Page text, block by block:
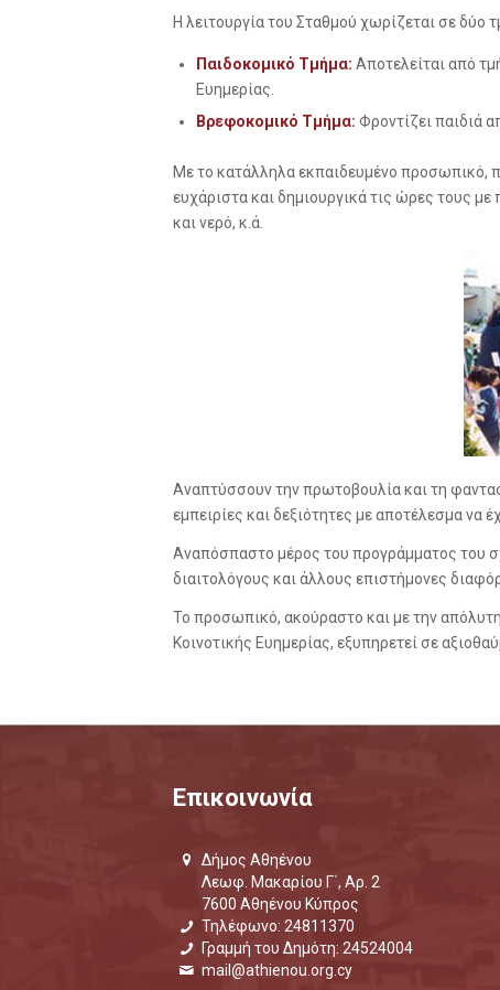
Η λειτουργία του Σταθμού χωρίζεται σε δύο
Παιδοκομικό Τμήμα: Αποτελείται από
Ευημερίας.
Βρεφοκομικό Τμήμα: Φροντίζει παιδιά
Με το κατάλληλα εκπαιδευμένο προσωπικό,
ευχάριστα και δημιουργικά τις ώρες τους
και νερό, κ.ά.
Αναπτύσσουν την πρωτοβουλία και τη
εμπειρίες και δεξιότητες με αποτέλεσμα να
Αναπόσπαστο μέρος του προγράμματος του
διαιτολόγους και άλλους επιστήμονες
Το προσωπικό, ακούραστο και με την
Κοινοτικής Ευημερίας, εξυπηρετεί σε
Επικοινωνία
Δήμος Αθηένου
Λεωφ. Μακαρίου Γ΄, Αρ. 2
7600 Αθηένου Κύπρος
Τηλέφωνο: 24811370
Γραμμή του Δημότη: 24524004
mail@athienou.org.cy